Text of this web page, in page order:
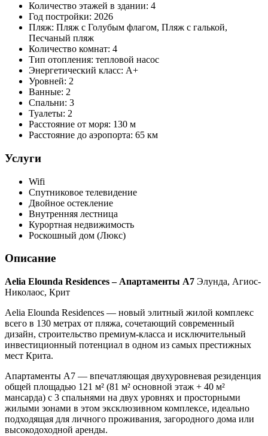
Количество этажей в здании: 4
Год постройки: 2026
Пляж: Пляж с Голубым флагом, Пляж с галькой,
Песчаный пляж
Количество комнат: 4
Тип отопления: тепловой насос
Энергетический класс: A+
Уровней: 2
Ванные: 2
Спальни: 3
Туалеты: 2
Расстояние от моря: 130 м
Расстояние до аэропорта: 65 км
Услуги
Wifi
Спутниковое телевидение
Двойное остекление
Внутренняя лестница
Курортная недвижимость
Роскошный дом (Люкс)
Описание
Aelia Elounda Residences – Апартаменты A7 Элунда, Агиос-
Николаос, Крит
Aelia Elounda Residences — новый элитный жилой комплекс
всего в 130 метрах от пляжа, сочетающий современный
дизайн, строительство премиум-класса и исключительный
инвестиционный потенциал в одном из самых престижных
мест Крита.
Апартаменты A7 — впечатляющая двухуровневая резиденция
общей площадью 121 м² (81 м² основной этаж + 40 м²
мансарда) с 3 спальнями на двух уровнях и просторными
жилыми зонами в этом эксклюзивном комплексе, идеально
подходящая для личного проживания, загородного дома или
высокодоходной аренды.